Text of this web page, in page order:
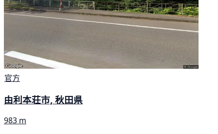
官方
由利本荘市, 秋田県
983 m